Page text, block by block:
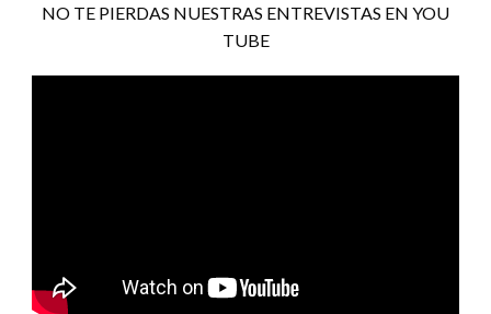
NO TE PIERDAS NUESTRAS ENTREVISTAS EN YOU
TUBE